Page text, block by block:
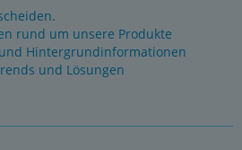
rund um unsere Produkte
Hintergrundinformationen
und Lösungen